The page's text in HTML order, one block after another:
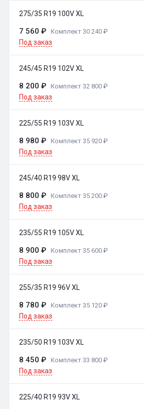
275/35 R19 100V XL
7 560 ₽ Комплект 30 240 ₽
Под заказ
245/45 R19 102V XL
8 200 ₽ Комплект 32 800 ₽
Под заказ
225/55 R19 103V XL
8 980 ₽ Комплект 35 920 ₽
Под заказ
245/40 R19 98V XL
8 800 ₽ Комплект 35 200 ₽
Под заказ
235/55 R19 105V XL
8 900 ₽ Комплект 35 600 ₽
Под заказ
255/35 R19 96V XL
8 780 ₽ Комплект 35 120 ₽
Под заказ
235/50 R19 103V XL
8 450 ₽ Комплект 33 800 ₽
Под заказ
225/40 R19 93V XL